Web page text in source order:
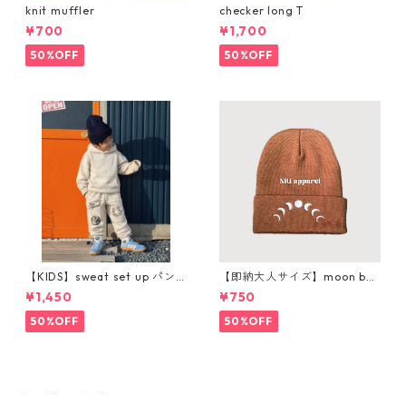
knit muffler
¥700
50%OFF
checker long T
¥1,700
50%OFF
【KIDS】sweat set up パン
ツ購入ページ
¥1,450
50%OFF
【即納大人サイズ】moon bea
nie
¥750
50%OFF